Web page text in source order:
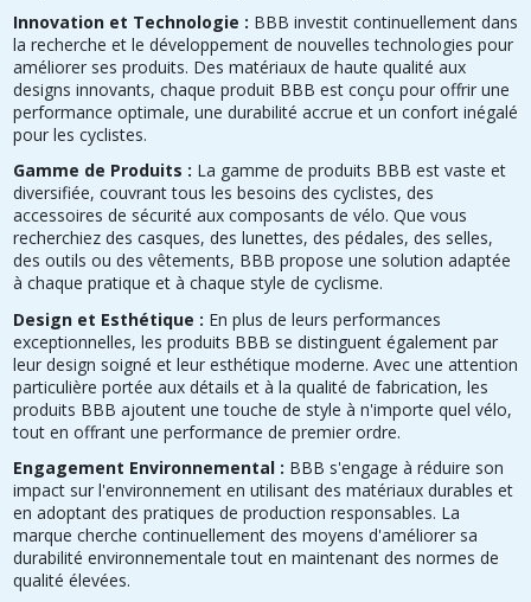
Innovation et Technologie : BBB investit continuellement dans
la recherche et le développement de nouvelles technologies pour
améliorer ses produits. Des matériaux de haute qualité aux
designs innovants, chaque produit BBB est conçu pour offrir une
performance optimale, une durabilité accrue et un confort inégalé
pour les cyclistes.
Gamme de Produits : La gamme de produits BBB est vaste et
diversifiée, couvrant tous les besoins des cyclistes, des
accessoires de sécurité aux composants de vélo. Que vous
recherchiez des casques, des lunettes, des pédales, des selles,
des outils ou des vêtements, BBB propose une solution adaptée
à chaque pratique et à chaque style de cyclisme.
Design et Esthétique : En plus de leurs performances
exceptionnelles, les produits BBB se distinguent également par
leur design soigné et leur esthétique moderne. Avec une attention
particulière portée aux détails et à la qualité de fabrication, les
produits BBB ajoutent une touche de style à n'importe quel vélo,
tout en offrant une performance de premier ordre.
Engagement Environnemental : BBB s'engage à réduire son
impact sur l'environnement en utilisant des matériaux durables et
en adoptant des pratiques de production responsables. La
marque cherche continuellement des moyens d'améliorer sa
durabilité environnementale tout en maintenant des normes de
qualité élevées.